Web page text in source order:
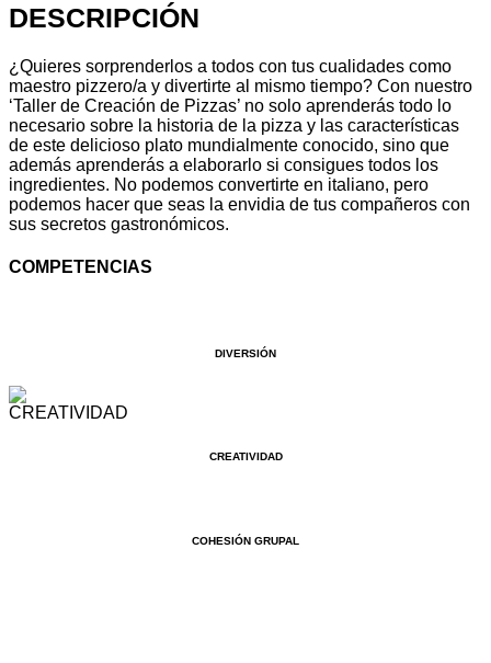
DESCRIPCIÓN
¿Quieres sorprenderlos a todos con tus cualidades como
maestro pizzero/a y divertirte al mismo tiempo? Con nuestro
‘Taller de Creación de Pizzas’ no solo aprenderás todo lo
necesario sobre la historia de la pizza y las características
de este delicioso plato mundialmente conocido, sino que
además aprenderás a elaborarlo si consigues todos los
ingredientes. No podemos convertirte en italiano, pero
podemos hacer que seas la envidia de tus compañeros con
sus secretos gastronómicos.
COMPETENCIAS
DIVERSIÓN
CREATIVIDAD
COHESIÓN GRUPAL